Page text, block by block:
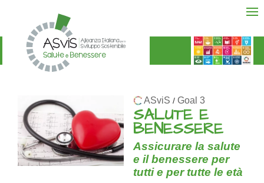
ASviS / Goal 3
SALUTE E
BENESSERE
Assicurare la salute
e il benessere per
tutti e per tutte le età